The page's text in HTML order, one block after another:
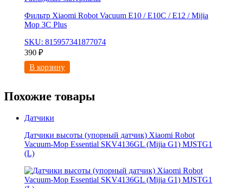
Фильтр Xiaomi Robot Vacuum E10 / E10C / E12 / Mijia
Mop 3С Рlus
SKU: 815957341877074
390 ₽
В корзину
Похожие товары
Датчики
Датчики высоты (упорный датчик) Xiaomi Robot
Vacuum-Mop Essential SKV4136GL (Mijia G1) MJSTG1
(L)